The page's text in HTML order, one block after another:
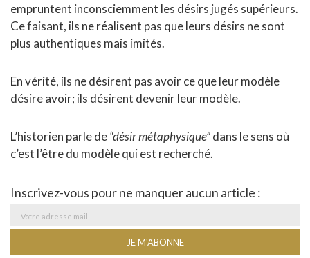
empruntent inconsciemment les désirs jugés supérieurs.
Ce faisant, ils ne réalisent pas que leurs désirs ne sont
plus authentiques mais imités.
En vérité, ils ne désirent pas avoir ce que leur modèle
désire avoir; ils désirent devenir leur modèle.
L’historien parle de“désir métaphysique”dans le sens où
c’est l’être du modèle qui est recherché.
Inscrivez-vous pour ne manquer aucun article :